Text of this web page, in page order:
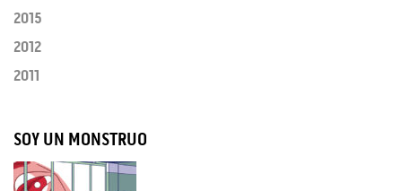
2015
2012
2011
SOY UN MONSTRUO